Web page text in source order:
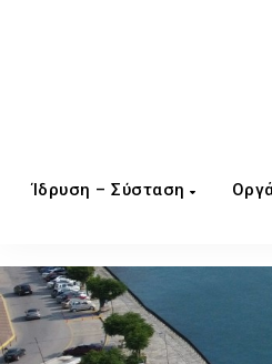
Ίδρυση – Σύσταση